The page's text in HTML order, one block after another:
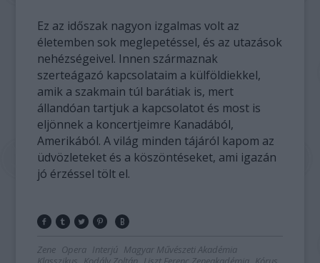
Ez az időszak nagyon izgalmas volt az
életemben sok meglepetéssel, és az utazások
nehézségeivel. Innen származnak
szerteágazó kapcsolataim a külföldiekkel,
amik a szakmain túl barátiak is, mert
állandóan tartjuk a kapcsolatot és most is
eljönnek a koncertjeimre Kanadából,
Amerikából. A világ minden tájáról kapom az
üdvözleteket és a köszöntéseket, ami igazán
jó érzéssel tölt el.
Zene Opera Interjú Magyar Művészeti Akadémia